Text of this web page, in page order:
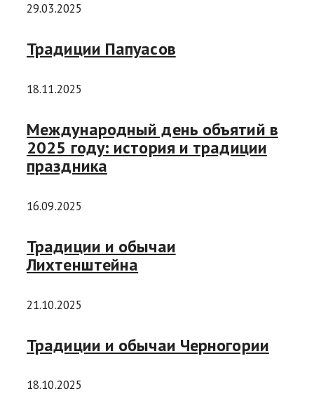
29.03.2025
Традиции Папуасов
18.11.2025
Международный день объятий в
2025 году: история и традиции
праздника
16.09.2025
Традиции и обычаи
Лихтенштейна
21.10.2025
Традиции и обычаи Черногории
18.10.2025